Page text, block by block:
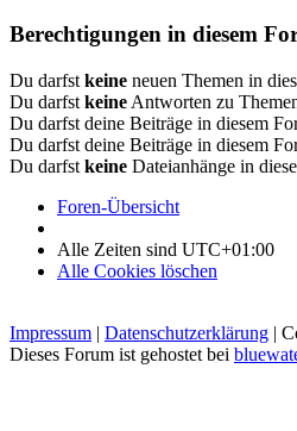
Berechtigungen in diesem
Du darfst keine neuen Themen in
Du darfst keine Antworten zu
Du darfst deine Beiträge in diesem
Du darfst deine Beiträge in diesem
Du darfst keine Dateianhänge in
Foren-Übersicht
Alle Zeiten sind UTC+01:00
Alle Cookies löschen
Impressum | Datenschutzerklärung |
Dieses Forum ist gehostet bei